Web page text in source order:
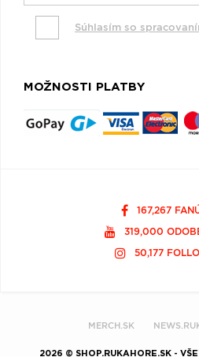
Súhlasím so
MOŽNOSTI PLATBY
167,267
319,000
50,177
MERCH.SK
2026 © SHOP.RUKAHORE.SK -